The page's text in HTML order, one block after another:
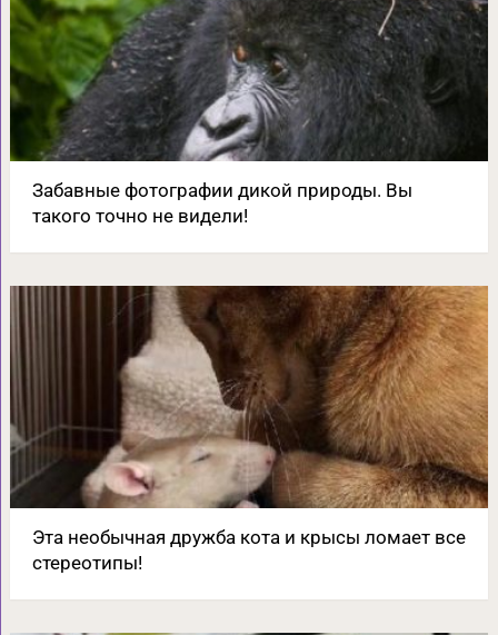
Забавные фотографии дикой природы. Вы
такого точно не видели!
Эта необычная дружба кота и крысы ломает все
стереотипы!